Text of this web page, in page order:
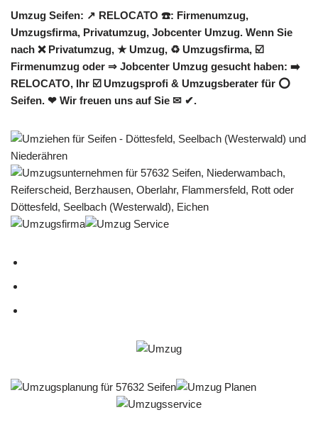
Umzug Seifen: ↗️ RELOCATO ☎️: Firmenumzug,
Umzugsfirma, Privatumzug, Jobcenter Umzug. Wenn Sie
nach ❌ Privatumzug, ★ Umzug, ♻ Umzugsfirma, ☑️
Firmenumzug oder ⇒ Jobcenter Umzug gesucht haben: ➡️
RELOCATO, Ihr ☑️ Umzugsprofi & Umzugsberater für ⭕
Seifen. ❤ Wir freuen uns auf Sie ✉ ✔.